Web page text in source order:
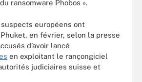
ransomware Phobos ».
européens ont
en février, selon la presse
d’avoir lancé
en exploitant le rançongiciel
judiciaires suisse et